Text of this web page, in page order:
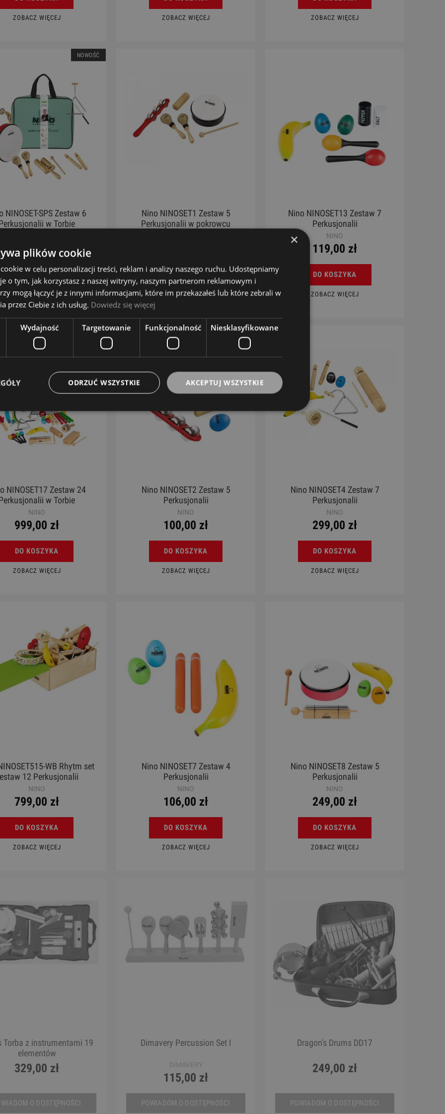
ZOBACZ WIĘCEJ ZOBACZ WIĘCEJ ZOBACZ WIĘCEJ
NINOSET-SPS Zestaw 6
w Torbie
522,00 zł
DO KOSZYKA
ZOBACZ WIĘCEJ
NOWOŚĆ
Nino NINOSET1 Zestaw 5
Perkusjonalii w pokrowcu
DO KOSZYKA
ZOBACZ WIĘCEJ
Nino NINOSET13 Zestaw 7
Perkusjonalii
NINO
119,00 zł
DO KOSZYKA
ZOBACZ WIĘCEJ
NINOSET17 Zestaw 24
w Torbie
NINO
999,00 zł
DO KOSZYKA
ZOBACZ WIĘCEJ
Nino NINOSET2 Zestaw 5
Perkusjonalii
NINO
100,00 zł
DO KOSZYKA
ZOBACZ WIĘCEJ
Nino NINOSET4 Zestaw 7
Perkusjonalii
NINO
299,00 zł
DO KOSZYKA
ZOBACZ WIĘCEJ
WB Rhytm set
12 Perkusjonalii
NINO
799,00 zł
DO KOSZYKA
ZOBACZ WIĘCEJ
Nino NINOSET7 Zestaw 4
Perkusjonalii
NINO
106,00 zł
DO KOSZYKA
ZOBACZ WIĘCEJ
Nino NINOSET8 Zestaw 5
Perkusjonalii
NINO
249,00 zł
DO KOSZYKA
ZOBACZ WIĘCEJ
Torba z instrumentami 19
elementów
329,00 zł
O DOSTĘPNOŚCI
Dimavery Percussion Set I
DIMAVERY
115,00 zł
POWIADOM O DOSTĘPNOŚCI
Dragon's Drums DD17
249,00 zł
POWIADOM O DOSTĘPNOŚCI
×
plików cookie
w celu personalizacji treści, reklam i analizy naszego ruchu. Udostępniamy
o tym, jak korzystasz z naszej witryny, naszym partnerom reklamowym i
mogą łączyć je z innymi informacjami, które im przekazałeś lub które zebrali w
przez Ciebie z ich usług. Dowiedz się więcej
Wydajność Targetowanie Funkcjonalność Niesklasyfikowane
AKCEPTUJ WSZYSTKIE
ODRZUĆ WSZYSTKIE